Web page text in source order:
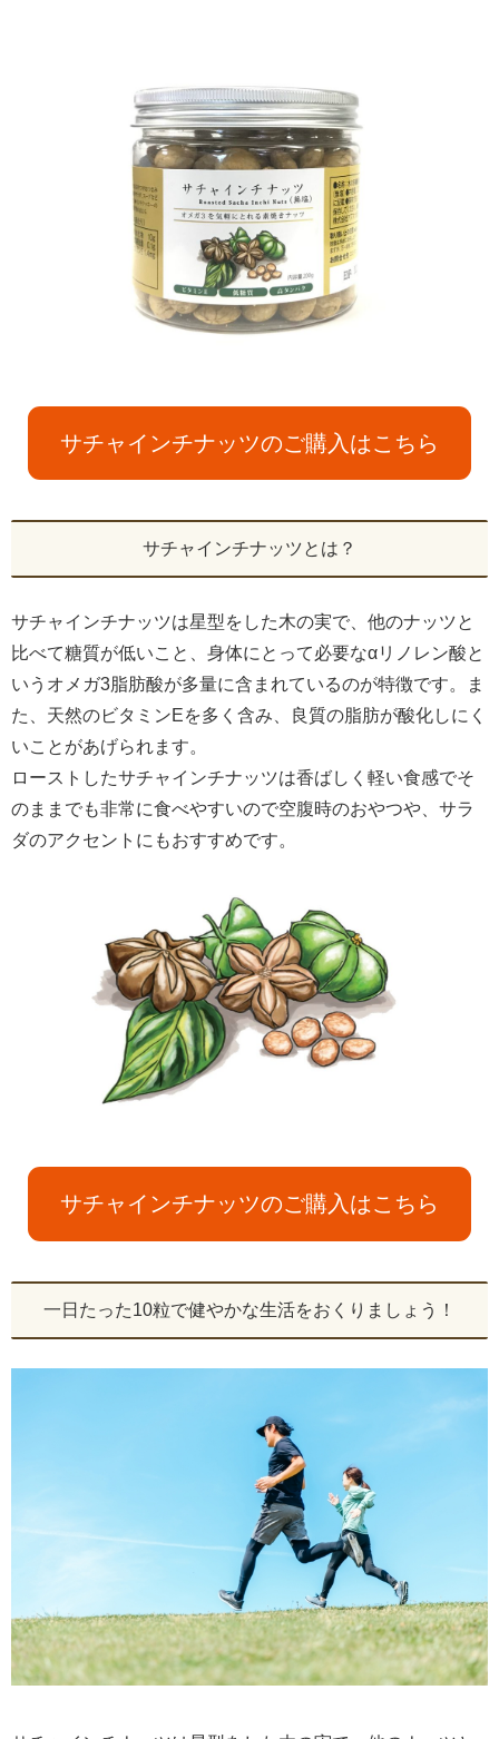
サチャインチナッツのご購入はこちら
サチャインチナッツとは？
サチャインチナッツは星型をした木の実で、他のナッツと
比べて糖質が低いこと、身体にとって必要なαリノレン酸と
いうオメガ3脂肪酸が多量に含まれているのが特徴です。ま
た、天然のビタミンEを多く含み、良質の脂肪が酸化しにく
いことがあげられます。
ローストしたサチャインチナッツは香ばしく軽い食感でそ
のままでも非常に食べやすいので空腹時のおやつや、サラ
ダのアクセントにもおすすめです。
サチャインチナッツのご購入はこちら
一日たった10粒で健やかな生活をおくりましょう！